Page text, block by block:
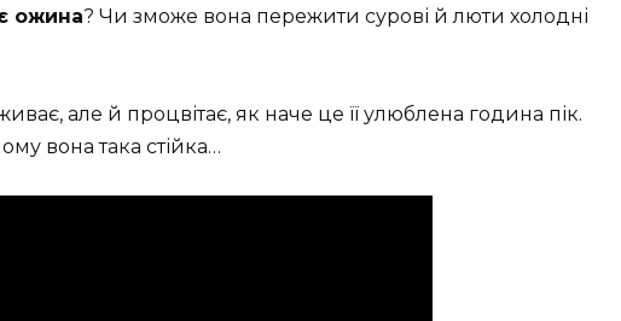
ожина? Чи зможе вона пережити сурові й люти холодні
але й процвітає, як наче це її улюблена година пік.
вона така стійка…